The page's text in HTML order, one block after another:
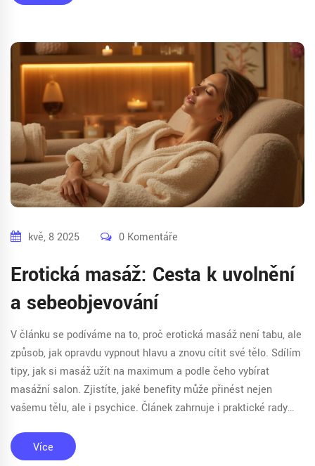
kvě, 8 2025 0 Komentáře
Erotická masáž: Cesta k uvolnění
a sebeobjevování
V článku se podíváme na to, proč erotická masáž není tabu, ale
způsob, jak opravdu vypnout hlavu a znovu cítit své tělo. Sdílím
tipy, jak si masáž užít na maximum a podle čeho vybírat
masážní salon. Zjistíte, jaké benefity může přinést nejen
vašemu tělu, ale i psychice. Článek zahrnuje i praktické rady
zkušenost nabízí.
Více